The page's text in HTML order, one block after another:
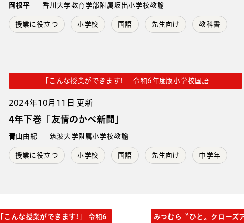
岡根平 香川大学教育学部附属坂出小学校教諭
授業に役立つ 小学校 国語 先生向け 教科書
「こんな授業ができます!」 令和6年度版小学校国語
2024年10月11日 更新
4年下巻「友情のかべ新聞」
青山由紀 筑波大学附属小学校教諭
授業に役立つ 小学校 国語 先生向け 中学年
「こんな授業ができます!」 令和6 みつむら〝ひと〟クローズ